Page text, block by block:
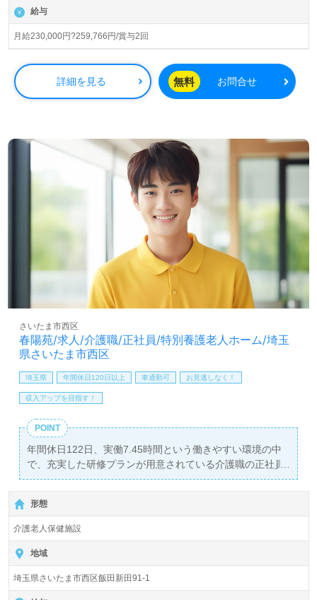
勤手当は上限40,000円、住宅手当などの手厚い福利厚生も
魅力の一つです。大宮駅からのアクセスも良好で、路線バ
スや車通勤が可能ですので、通勤のストレスを軽減できま
す。
介護職経験がある方はもちろん、特別養護老人ホームでの
勤務経験がなくても大歓迎です。先輩職員からの温かな指
い』『ワークライフバランスを充実させたい』という方に
はぴったりの職場です。求人の詳細については、担当コン
サルタントがしっかりとサポートいたしますので、気軽に
お問い合わせください。
医療や福祉業界での正社員やパート求人をお探しの方は、
【ウィルオブ介護】にご相談ください。転職支援は完全無
料で、年収交渉などのサポートも行っています。非公開求
人も取り扱っており、転職活動を専門家と共に進めること
ができます。あなたの新しい未来を切り開くために、ぜひ
ご連絡をお待ちしております。
給与
月給230,000円?259,766円/賞与2回
詳細を見る 無料 お問合せ
春陽苑/求人/介護職/正社員/特別養護老人ホーム/埼玉
県さいたま市西区
さいたま市西区
埼玉県 年間休日120日以上 車通勤可 お見逃しなく！
収入アップを目指す！
POINT
年間休日122日、実働7.45時間という働きやすい環境の中
で、充実した研修プランが用意されている介護職の正社員
募集です。特に国家資格である介護福祉士の資格をお持ち
の方には、さらなるスキルアップを図るチャンスが広がっ
ています。勤務地は『春陽苑』で、入所定員120名を備え
た社会福祉法人むつみ会が運営。広島県尾道市を本部に、
埼玉県を含む地域で多様な介護サービスを展開しており、
地域に根ざした安定した職場環境が魅力です。
通勤手当は上限40,000円、住宅手当などの福利厚生も充実
しており、安心して働ける環境が整っています。経験者も
形態
介護老人保健施設
地域
埼玉県さいたま市西区飯田新田91-1